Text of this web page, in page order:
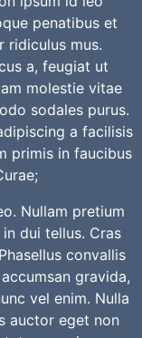
penatibus et
ridiculus mus.
a, feugiat ut
molestie vitae
sodales purus.
a facilisis
primis in faucibus
Nullam pretium
dui tellus. Cras
convallis
gravida,
vel enim. Nulla
auctor eget non